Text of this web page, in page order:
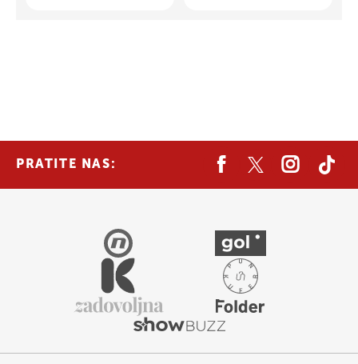
PRATITE NAS: